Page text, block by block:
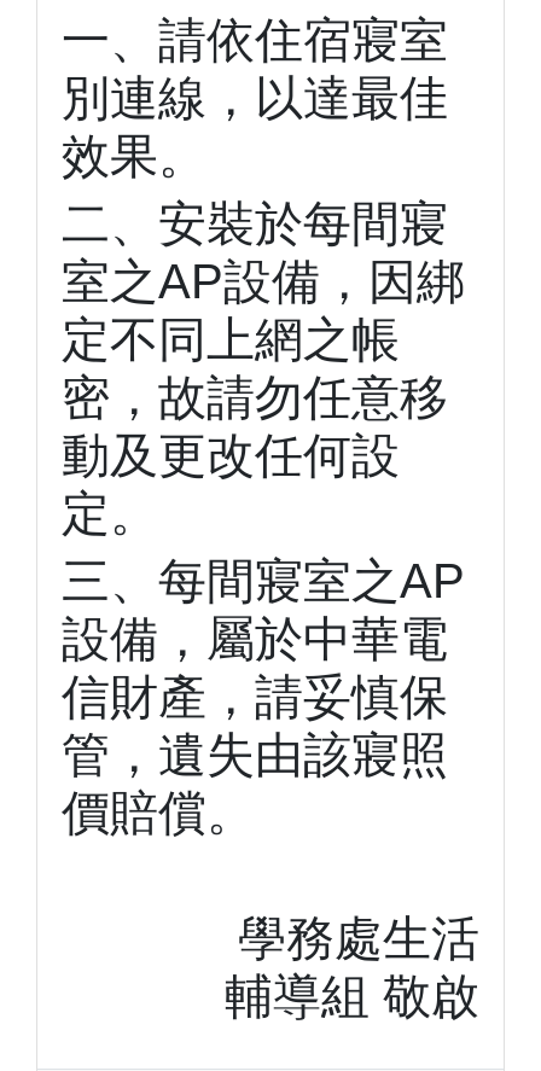
一、請依住宿寢室
別連線，以達最佳
效果。
二、安裝於每間寢
室之AP設備，因綁
定不同上網之帳
密，故請勿任意移
動及更改任何設
定。
三、每間寢室之AP
設備，屬於中華電
信財產，請妥慎保
管，遺失由該寢照
價賠償。
學務處生活
輔導組 敬啟